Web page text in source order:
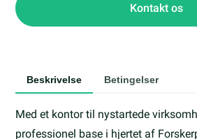
Kontakt os
Beskrivelse Betingelser
Med et kontor til nystartede
professionel base i hjertet af